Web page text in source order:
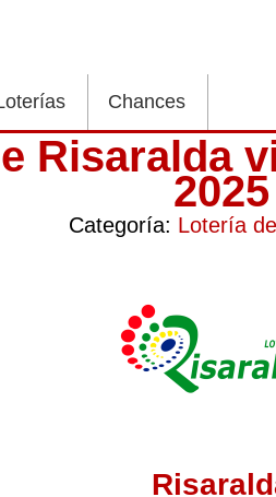
Chances
Risaralda
2025
Categoría: Lotería